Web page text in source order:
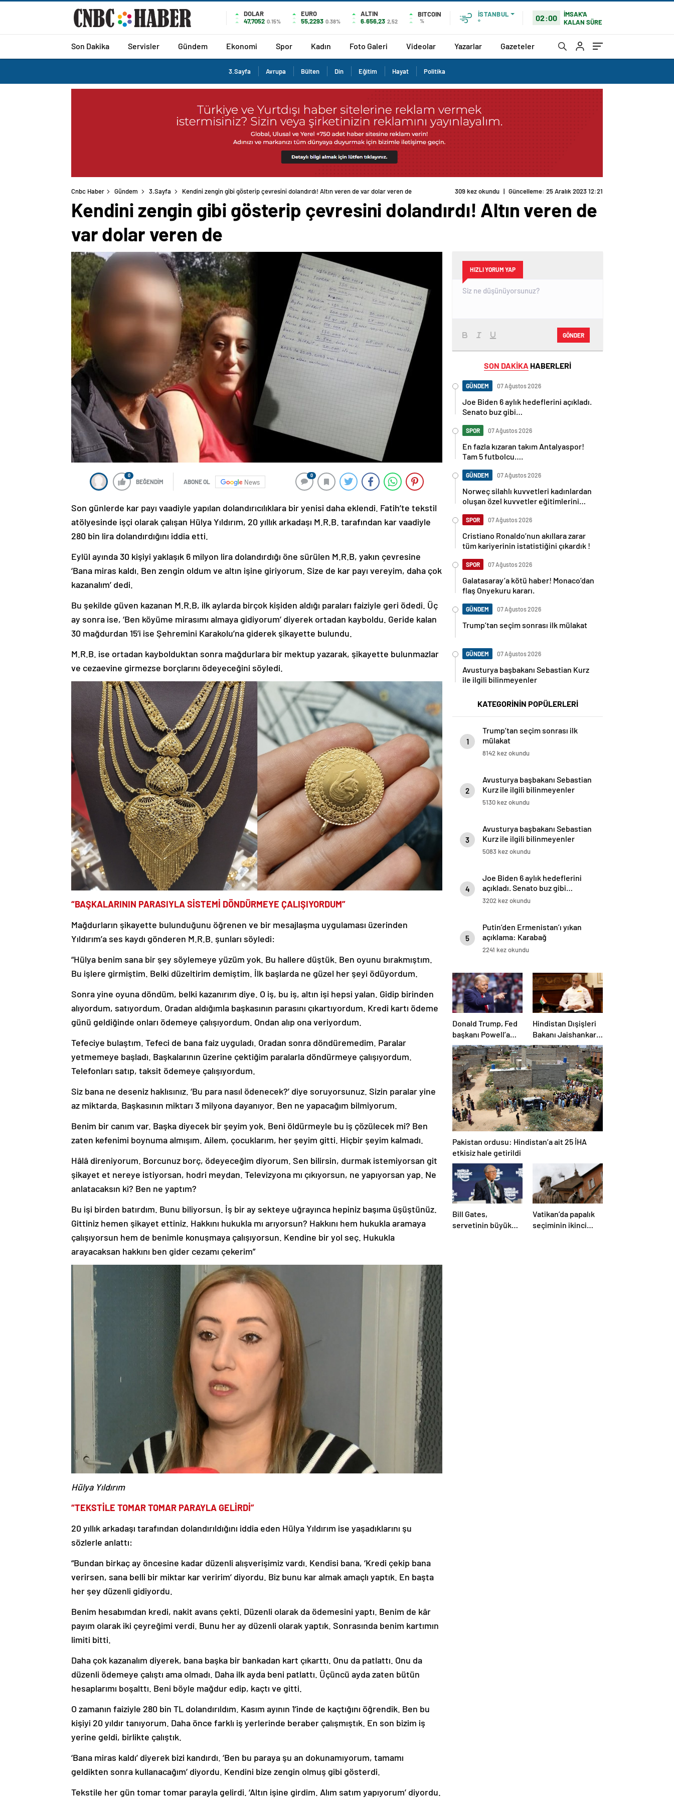
DOLAR
47,7052 0.15%
EURO
55,2293 0.38%
ALTIN
6.656,23 2,52
BITCOIN
%
İSTANBUL
°
02:00
İMSAK'A
KALAN SÜRE
Son Dakika Servisler Gündem Ekonomi Spor Kadın Foto Galeri Videolar Yazarlar Gazeteler
3.Sayfa Avrupa Bülten Din Eğitim Hayat Politika
Cnbc Haber Gündem 3.Sayfa Kendini zengin gibi gösterip çevresini dolandırdı! Altın veren de var dolar veren de 309 kez okundu | Güncelleme: 25 Aralık 2023 12:21
Kendini zengin gibi gösterip çevresini dolandırdı! Altın veren de
var dolar veren de
0
BEĞENDİM ABONE OL News
0
Son günlerde kar payı vaadiyle yapılan dolandırıcılıklara bir yenisi daha eklendi. Fatih’te tekstil
atölyesinde işçi olarak çalışan Hülya Yıldırım, 20 yıllık arkadaşı M.R.B. tarafından kar vaadiyle
280 bin lira dolandırdığını iddia etti.
Eylül ayında 30 kişiyi yaklaşık 6 milyon lira dolandırdığı öne sürülen M.R.B, yakın çevresine
‘Bana miras kaldı. Ben zengin oldum ve altın işine giriyorum. Size de kar payı vereyim, daha çok
kazanalım’ dedi.
Bu şekilde güven kazanan M.R.B, ilk aylarda birçok kişiden aldığı paraları faiziyle geri ödedi. Üç
ay sonra ise, ‘Ben köyüme mirasımı almaya gidiyorum’ diyerek ortadan kayboldu. Geride kalan
30 mağdurdan 15’i ise Şehremini Karakolu’na giderek şikayette bulundu.
M.R.B. ise ortadan kaybolduktan sonra mağdurlara bir mektup yazarak, şikayette bulunmazlar
ve cezaevine girmezse borçlarını ödeyeceğini söyledi.
“BAŞKALARININ PARASIYLA SİSTEMİ DÖNDÜRMEYE ÇALIŞIYORDUM”
Mağdurların şikayette bulunduğunu öğrenen ve bir mesajlaşma uygulaması üzerinden
Yıldırım’a ses kaydı gönderen M.R.B. şunları söyledi:
“Hülya benim sana bir şey söylemeye yüzüm yok. Bu hallere düştük. Ben oyunu bırakmıştım.
Bu işlere girmiştim. Belki düzeltirim demiştim. İlk başlarda ne güzel her şeyi ödüyordum.
Sonra yine oyuna döndüm, belki kazanırım diye. O iş, bu iş, altın işi hepsi yalan. Gidip birinden
alıyordum, satıyordum. Oradan aldığımla başkasının parasını çıkartıyordum. Kredi kartı ödeme
günü geldiğinde onları ödemeye çalışıyordum. Ondan alıp ona veriyordum.
Tefeciye bulaştım. Tefeci de bana faiz uyguladı. Oradan sonra döndüremedim. Paralar
yetmemeye başladı. Başkalarının üzerine çektiğim paralarla döndürmeye çalışıyordum.
Telefonları satıp, taksit ödemeye çalışıyordum.
Siz bana ne deseniz haklısınız. ‘Bu para nasıl ödenecek?’ diye soruyorsunuz. Sizin paralar yine
az miktarda. Başkasının miktarı 3 milyona dayanıyor. Ben ne yapacağım bilmiyorum.
Benim bir canım var. Başka diyecek bir şeyim yok. Beni öldürmeyle bu iş çözülecek mi? Ben
zaten kefenimi boynuma almışım. Ailem, çocuklarım, her şeyim gitti. Hiçbir şeyim kalmadı.
Hâlâ direniyorum. Borcunuz borç, ödeyeceğim diyorum. Sen bilirsin, durmak istemiyorsan git
şikayet et nereye istiyorsan, hodri meydan. Televizyona mı çıkıyorsun, ne yapıyorsan yap. Ne
anlatacaksın ki? Ben ne yaptım?
Bu işi birden batırdım. Bunu biliyorsun. İş bir ay sekteye uğrayınca hepiniz başıma üşüştünüz.
Gittiniz hemen şikayet ettiniz. Hakkını hukukla mı arıyorsun? Hakkını hem hukukla aramaya
çalışıyorsun hem de benimle konuşmaya çalışıyorsun. Kendine bir yol seç. Hukukla
arayacaksan hakkını ben gider cezamı çekerim”
Hülya Yıldırım
“TEKSTİLE TOMAR TOMAR PARAYLA GELİRDİ”
20 yıllık arkadaşı tarafından dolandırıldığını iddia eden Hülya Yıldırım ise yaşadıklarını şu
sözlerle anlattı:
“Bundan birkaç ay öncesine kadar düzenli alışverişimiz vardı. Kendisi bana, ‘Kredi çekip bana
verirsen, sana belli bir miktar kar veririm’ diyordu. Biz bunu kar almak amaçlı yaptık. En başta
her şey düzenli gidiyordu.
Benim hesabımdan kredi, nakit avans çekti. Düzenli olarak da ödemesini yaptı. Benim de kâr
payım olarak iki çeyreğimi verdi. Bunu her ay düzenli olarak yaptık. Sonrasında benim kartımın
limiti bitti.
Daha çok kazanalım diyerek, bana başka bir bankadan kart çıkarttı. Onu da patlattı. Onu da
düzenli ödemeye çalıştı ama olmadı. Daha ilk ayda beni patlattı. Üçüncü ayda zaten bütün
hesaplarımı boşalttı. Beni böyle mağdur edip, kaçtı ve gitti.
O zamanın faiziyle 280 bin TL dolandırıldım. Kasım ayının 1’inde de kaçtığını öğrendik. Ben bu
kişiyi 20 yıldır tanıyorum. Daha önce farklı iş yerlerinde beraber çalışmıştık. En son bizim iş
yerine geldi, birlikte çalıştık.
‘Bana miras kaldı’ diyerek bizi kandırdı. ‘Ben bu paraya şu an dokunamıyorum, tamamı
geldikten sonra kullanacağım’ diyordu. Kendini bize zengin olmuş gibi gösterdi.
Tekstile her gün tomar tomar parayla gelirdi. ‘Altın işine girdim. Alım satım yapıyorum’ diyordu.
HIZLI YORUM YAP
GÖNDER
SON DAKİKA HABERLERİ
GÜNDEM 07 Ağustos 2026
Joe Biden 6 aylık hedeflerini açıkladı.
Senato buz gibi…
SPOR 07 Ağustos 2026
En fazla kızaran takım Antalyaspor!
Tam 5 futbolcu….
GÜNDEM 07 Ağustos 2026
Norweç silahlı kuvvetleri kadınlardan
oluşan özel kuvvetler eğitimlerini
SPOR 07 Ağustos 2026
Cristiano Ronaldo’nun akıllara zarar
tüm kariyerinin istatistiğini çıkardık !
SPOR 07 Ağustos 2026
Galatasaray’a kötü haber! Monaco’dan
flaş Onyekuru kararı.
GÜNDEM 07 Ağustos 2026
Trump’tan seçim sonrası ilk mülakat
GÜNDEM 07 Ağustos 2026
Avusturya başbakanı Sebastian Kurz
ile ilgili bilinmeyenler
KATEGORİNİN POPÜLERLERİ
1
Trump’tan seçim sonrası ilk
mülakat
8142 kez okundu
2
Avusturya başbakanı Sebastian
Kurz ile ilgili bilinmeyenler
5130 kez okundu
3
Avusturya başbakanı Sebastian
Kurz ile ilgili bilinmeyenler
5083 kez okundu
4
Joe Biden 6 aylık hedeflerini
açıkladı. Senato buz gibi…
3202 kez okundu
5
Putin’den Ermenistan’ı yıkan
açıklama: Karabağ
Azerbaycan’ın ayrılmaz bir
2241 kez okundu
Donald Trump, Fed
başkanı Powell’a
hakaret etti: Aptal
Hindistan Dışişleri
Bakanı Jaishankar:
Gerilimi artırmak
gibi bir niyetimiz
yok
Pakistan ordusu: Hindistan’a ait 25 İHA
etkisiz hale getirildi
Bill Gates,
servetinin büyük
Vatikan’da papalık
seçiminin ikinci